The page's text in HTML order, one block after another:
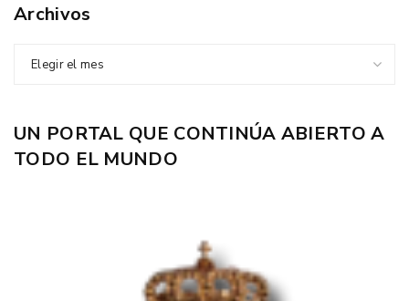
Archivos
Elegir el mes
UN PORTAL QUE CONTINÚA ABIERTO A
TODO EL MUNDO